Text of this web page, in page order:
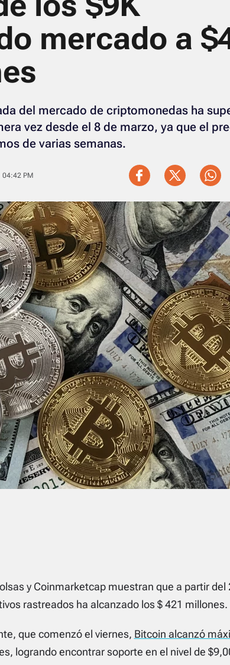
mercado a
del mercado de criptomonedas ha
vez desde el 8 de marzo, ya que el
de varias semanas.
PM
y Coinmarketcap muestran que a partir del
rastreados ha alcanzado los $ 421 millones.
que comenzó el viernes, Bitcoin alcanzó
logrando encontrar soporte en el nivel de